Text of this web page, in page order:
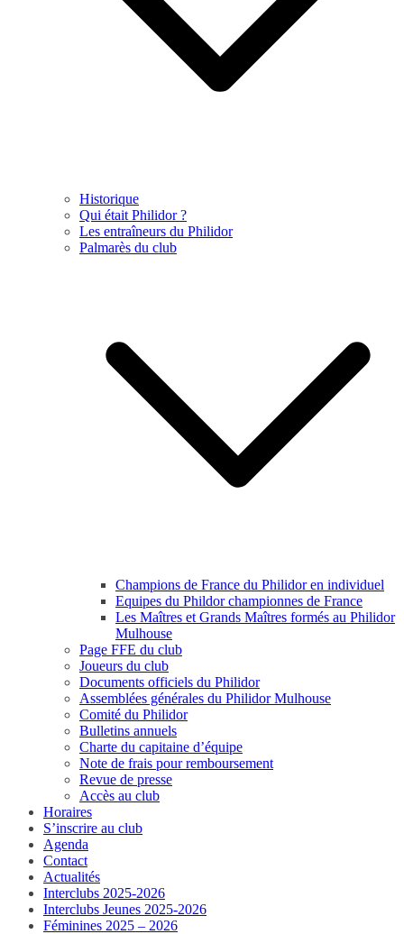
Historique
Qui était Philidor ?
Les entraîneurs du Philidor
Palmarès du club
Champions de France du Philidor en individuel
Equipes du Phildor championnes de France
Les Maîtres et Grands Maîtres formés au Philidor
Mulhouse
Page FFE du club
Joueurs du club
Documents officiels du Philidor
Assemblées générales du Philidor Mulhouse
Comité du Philidor
Bulletins annuels
Charte du capitaine d’équipe
Note de frais pour remboursement
Revue de presse
Accès au club
Horaires
S’inscrire au club
Agenda
Contact
Actualités
Interclubs 2025-2026
Interclubs Jeunes 2025-2026
Féminines 2025 – 2026